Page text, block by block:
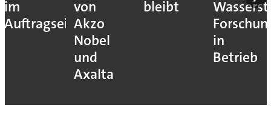
im
Auftragseingang
von
Akzo
Nobel
und
Axalta
bleibt
in
Betrieb